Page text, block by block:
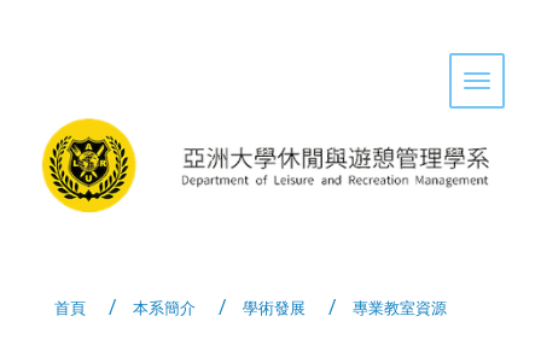
Toggle
首頁 本系簡介 學術發展 專業教室資源